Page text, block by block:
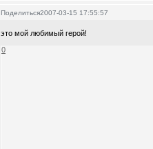
Поделиться2007-03-15 17:55:57
это мой любимый герой!
0